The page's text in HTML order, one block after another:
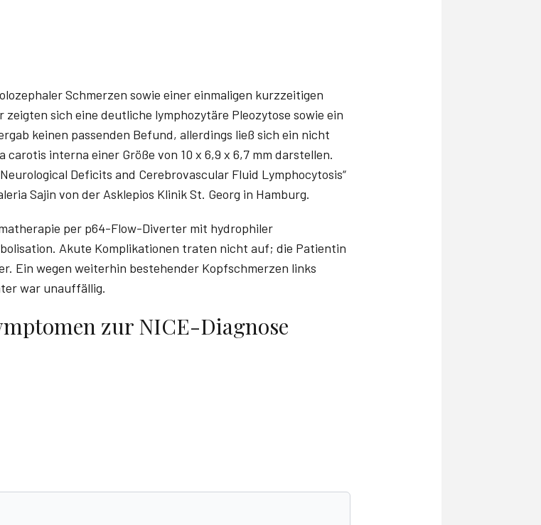
Schmerzen sowie einer einmaligen kurzzeitigen
sich eine deutliche lymphozytäre Pleozytose sowie ein
keinen passenden Befund, allerdings ließ sich ein nicht
interna einer Größe von 10 x 6,9 x 6,7 mm darstellen.
Deficits and Cerebrovascular Fluid Lymphocytosis“
­Sajin­ von der Asklepios Klinik St. Georg in Hamburg.
per p64-Flow-Diverter mit hydrophiler
Akute Komplikationen traten nicht auf; die Patientin
Ein wegen weiterhin bestehender Kopfschmerzen links
war unauffällig.
zur NICE-Diagnose